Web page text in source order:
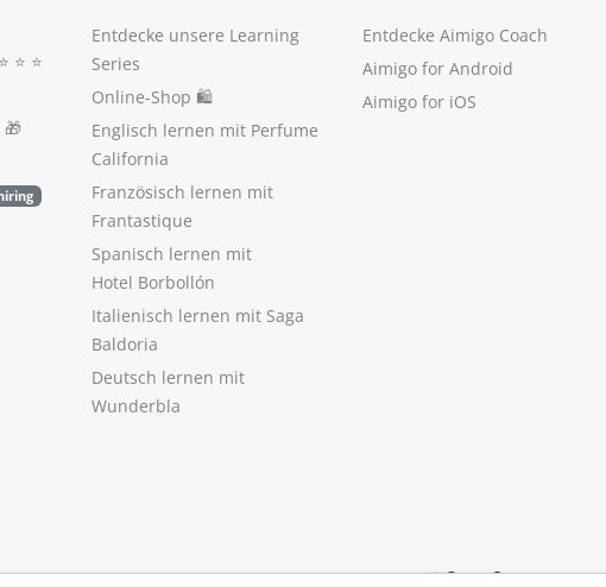
⭐️ ⭐️
🎁
Entdecke unsere Learning
Series
Online-Shop 🛍
Englisch lernen mit Perfume
California
Französisch lernen mit
Frantastique
Spanisch lernen mit
Hotel Borbollón
Italienisch lernen mit Saga
Baldoria
Deutsch lernen mit
Wunderbla
Entdecke Aimigo Coach
Aimigo for Android
Aimigo for iOS